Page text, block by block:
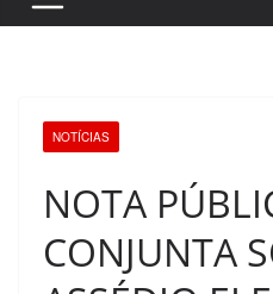
NOTÍCIAS
NOTA
CONJUNTA